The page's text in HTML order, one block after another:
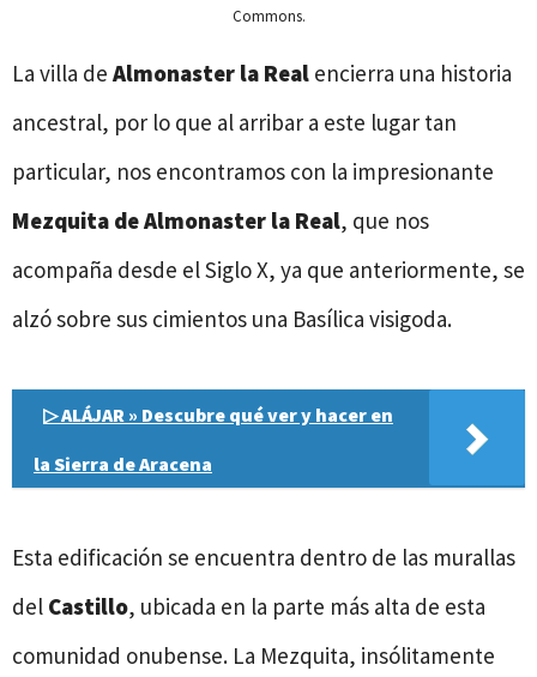
Commons.
La villa de Almonaster la Real encierra una historia
ancestral, por lo que al arribar a este lugar tan
particular, nos encontramos con la impresionante
Mezquita de Almonaster la Real, que nos
acompaña desde el Siglo X, ya que anteriormente, se
alzó sobre sus cimientos una Basílica visigoda.
▷ ALÁJAR » Descubre qué ver y hacer en
la Sierra de Aracena
Esta edificación se encuentra dentro de las murallas
del Castillo, ubicada en la parte más alta de esta
comunidad onubense. La Mezquita, insólitamente